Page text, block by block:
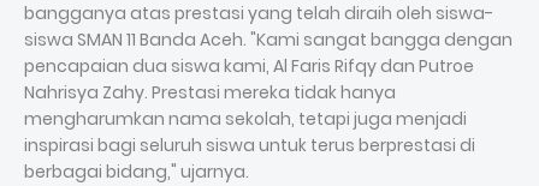
bangganya atas prestasi yang telah diraih oleh siswa-
siswa SMAN 11 Banda Aceh. "Kami sangat bangga dengan
pencapaian dua siswa kami, Al Faris Rifqy dan Putroe
Nahrisya Zahy. Prestasi mereka tidak hanya
mengharumkan nama sekolah, tetapi juga menjadi
inspirasi bagi seluruh siswa untuk terus berprestasi di
berbagai bidang," ujarnya.